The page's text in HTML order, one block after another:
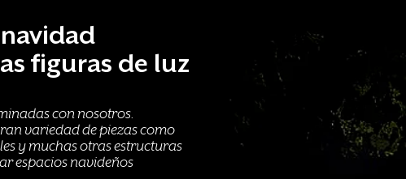
figuras de luz
con nosotros.
variedad de piezas como
y muchas otras estructuras
espacios navideños